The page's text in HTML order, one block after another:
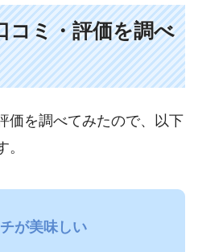
コミ・評価を調べ
価を調べてみたので、以下
が美味しい